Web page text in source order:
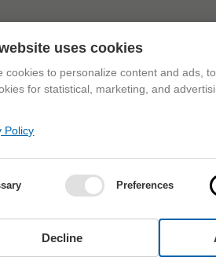
uses cookies
cookies to personalize content and ads,
for statistical, marketing, and
Policy
Preferences
Decline